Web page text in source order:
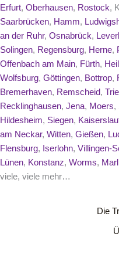
Erfurt, Oberhausen, Rostock,
Saarbrücken, Hamm,
an der Ruhr, Osnabrück,
Solingen, Regensburg, Herne,
Offenbach am Main, Fürth,
Wolfsburg, Göttingen, Bottrop,
Bremerhaven, Remscheid,
Recklinghausen, Jena, Moers,
Hildesheim, Siegen,
am Neckar, Witten, Gießen,
Flensburg, Iserlohn, Villingen-
Lünen, Konstanz, Worms, Marl
viele, viele mehr…
Die